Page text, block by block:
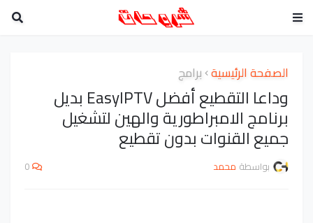
الصفحة الرئيسية برامج
وداعا التقطيع أفضل EasyIPTV بديل
برنامج الامبراطورية والهين لتشغيل
جميع القنوات بدون تقطيع
بواسطة محمد 0